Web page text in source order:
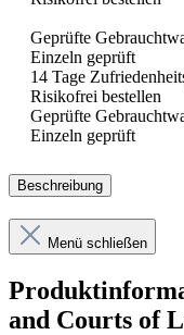
Geprüfte
Einzeln geprüft
14 Tage
Risikofrei bestellen
Geprüfte
Einzeln geprüft
Beschreibung
Menü schließen
and Courts of